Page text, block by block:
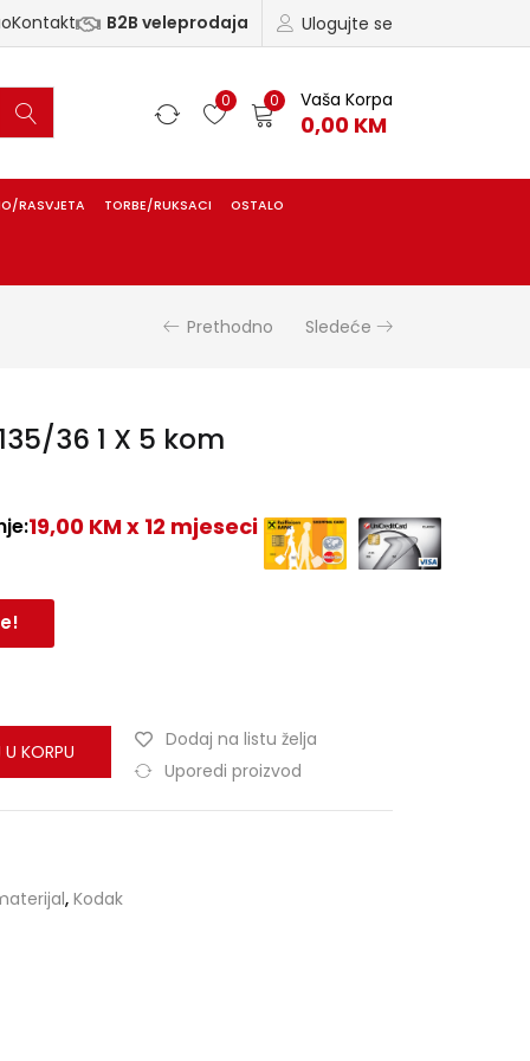
Ulogujte se
Kontakt B2B veleprodaja
0 0 Vaša Korpa
0,00 KM
RASVJETA TORBE/RUKSACI OSTALO
Prethodno Sledeće
36 1 X 5 kom
19,00 KM x 12 mjeseci
KORPU
Dodaj na listu želja
Uporedi proizvod
, Kodak